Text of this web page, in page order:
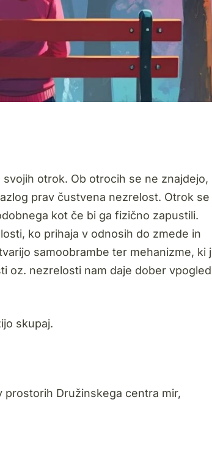
otrok. Ob otrocih se ne znajdejo,
prav čustvena nezrelost. Otrok se
kot če bi ga fizično zapustili.
ko prihaja v odnosih do zmede in
samoobrambe ter mehanizme, ki
oz. nezrelosti nam daje dober
skupaj.
prostorih Družinskega centra mir,